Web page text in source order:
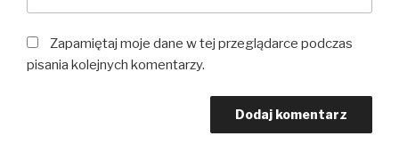
Zapamiętaj moje dane w tej przeglądarce podczas
pisania kolejnych komentarzy.